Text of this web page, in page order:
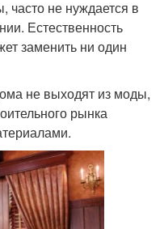
часто не нуждается в
Естественность
заменить ни один
не выходят из моды,
рынка